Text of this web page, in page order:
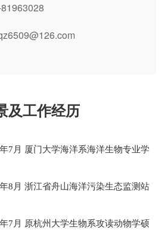
及工作经历
7月 厦门大学海洋系海洋生物专业学
8月 浙江省舟山海洋污染生态监测站
7月 原杭州大学生物系攻读动物学硕